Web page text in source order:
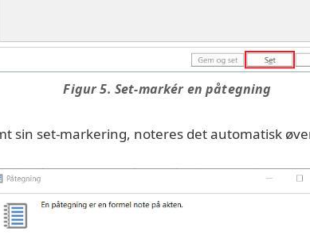
Figur 5. Set-markér en påtegning
sin set-markering, noteres det automatisk